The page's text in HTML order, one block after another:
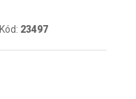
Kód: 23497